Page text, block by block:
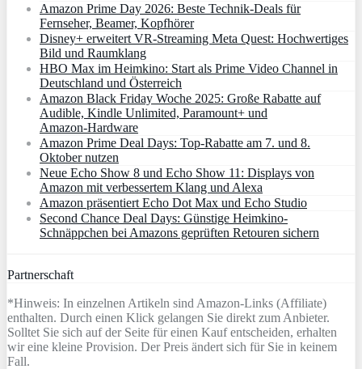
Amazon Prime Day 2026: Beste Technik-Deals für
Fernseher, Beamer, Kopfhörer
Disney+ erweitert VR‑Streaming Meta Quest: Hochwertiges
Bild und Raumklang
HBO Max im Heimkino: Start als Prime Video Channel in
Deutschland und Österreich
Amazon Black Friday Woche 2025: Große Rabatte auf
Audible, Kindle Unlimited, Paramount+ und
Amazon‑Hardware
Amazon Prime Deal Days: Top-Rabatte am 7. und 8.
Oktober nutzen
Neue Echo Show 8 und Echo Show 11: Displays von
Amazon mit verbessertem Klang und Alexa
Amazon präsentiert Echo Dot Max und Echo Studio
Second Chance Deal Days: Günstige Heimkino-
Schnäppchen bei Amazons geprüften Retouren sichern
Partnerschaft
*Hinweis: In einzelnen Artikeln sind Amazon-Links (Affiliate)
enthalten. Durch einen Klick gelangen Sie direkt zum Anbieter.
Solltet Sie sich auf der Seite für einen Kauf entscheiden, erhalten
wir eine kleine Provision. Der Preis ändert sich für Sie in keinem
Fall.